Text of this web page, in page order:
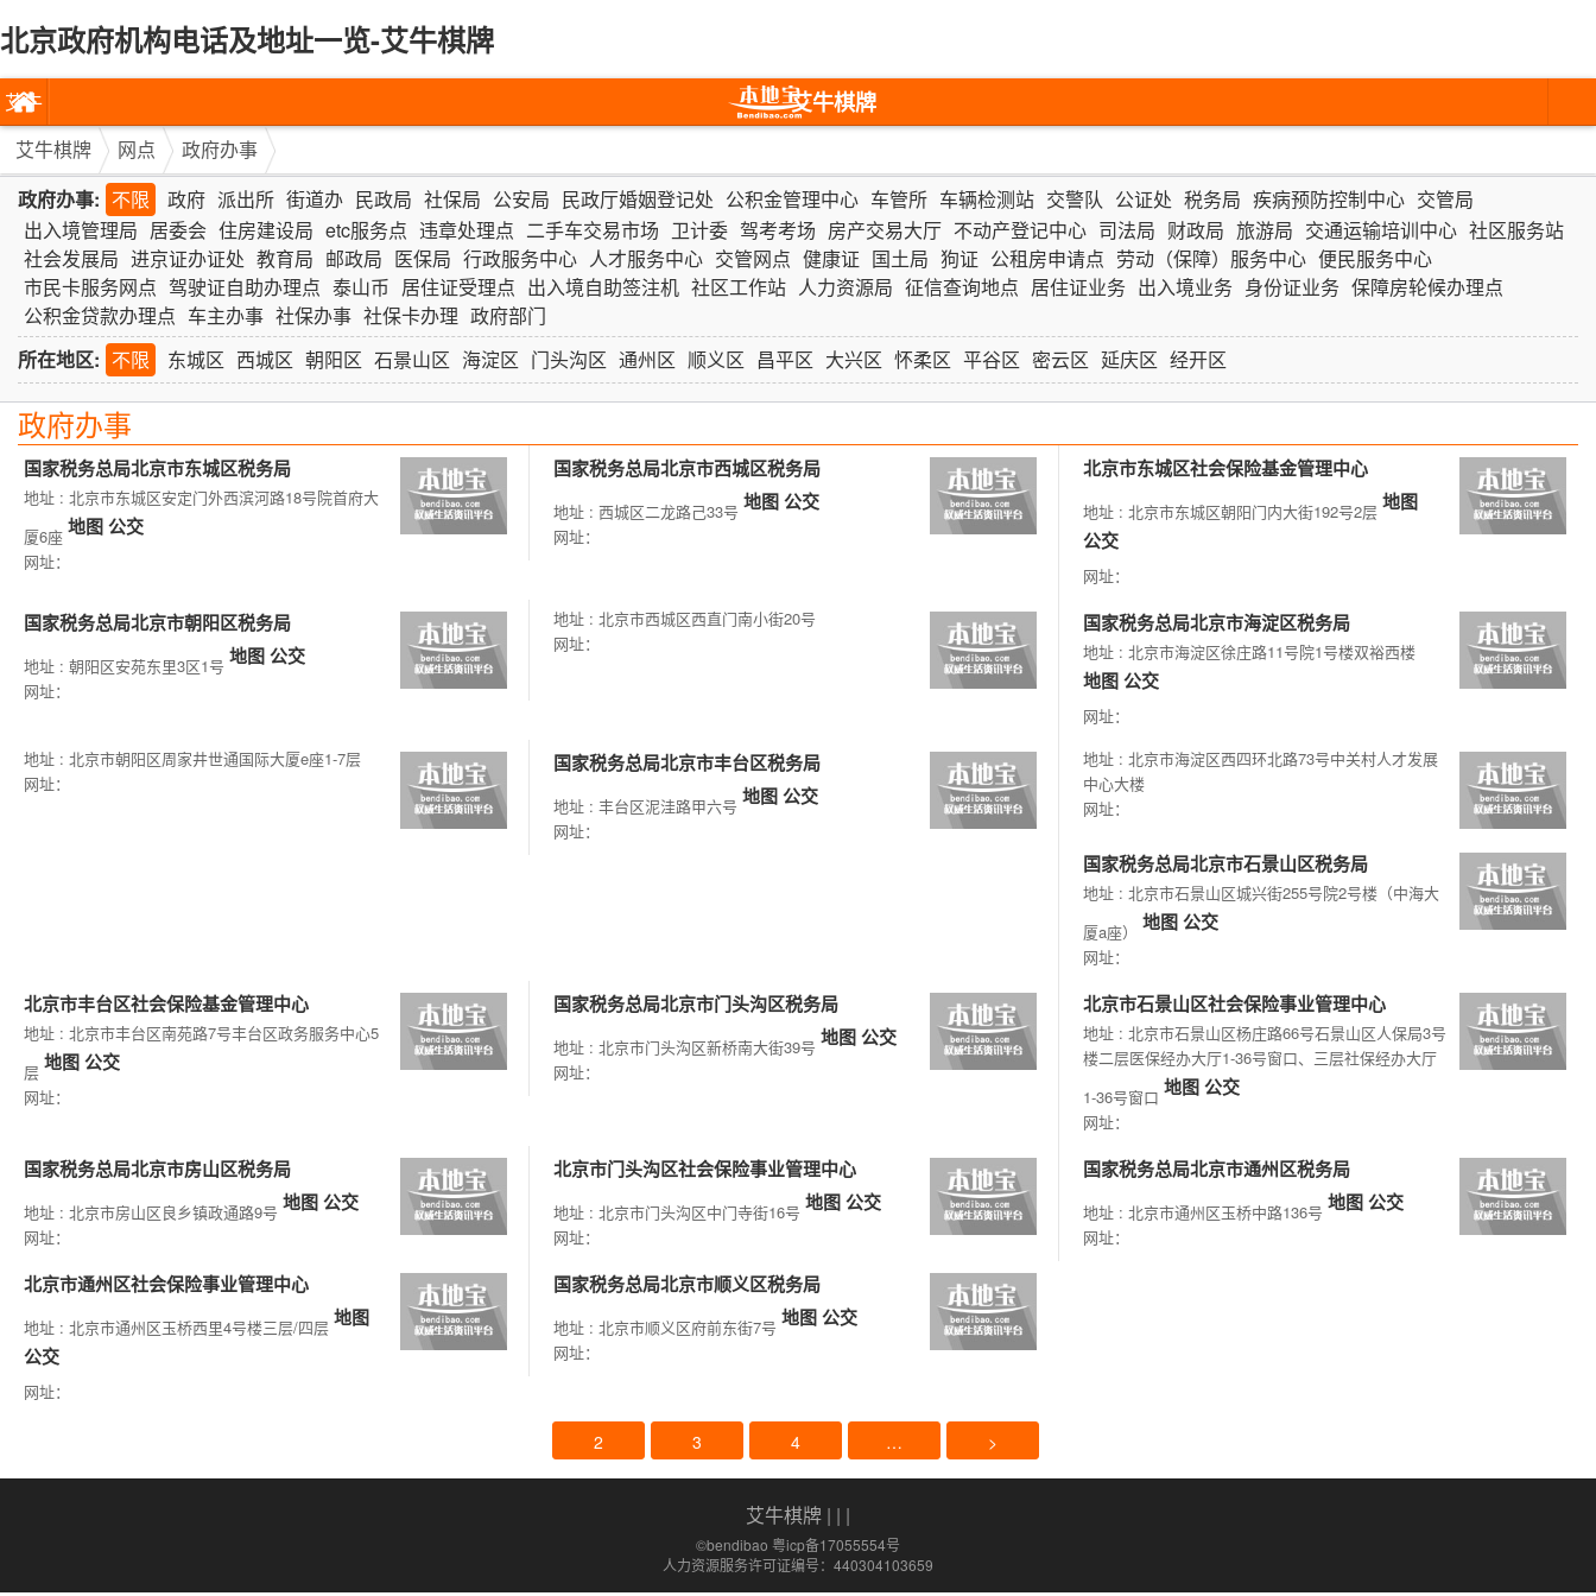
北京政府机构电话及地址一览-艾牛棋牌
艾牛
棋牌
艾牛棋牌
艾牛棋牌 网点
政府办事
政府办事: 不限 政府 派出所 街道办 民政局 社保局 公安局 民政厅婚姻登记处 公积金管理中心 车管所 车辆检测站 交警队 公证处 税务局 疾病预防控制中心 交管局
出入境管理局 居委会 住房建设局 etc服务点 违章处理点 二手车交易市场 卫计委 驾考考场 房产交易大厅 不动产登记中心 司法局 财政局 旅游局 交通运输培训中心 社区服务站
社会发展局 进京证办证处 教育局 邮政局 医保局 行政服务中心 人才服务中心 交管网点 健康证 国土局 狗证 公租房申请点 劳动（保障）服务中心 便民服务中心
市民卡服务网点 驾驶证自助办理点 泰山币 居住证受理点 出入境自助签注机 社区工作站 人力资源局 征信查询地点 居住证业务 出入境业务 身份证业务 保障房轮候办理点
公积金贷款办理点 车主办事 社保办事 社保卡办理 政府部门
所在地区: 不限 东城区 西城区 朝阳区 石景山区 海淀区 门头沟区 通州区 顺义区 昌平区 大兴区 怀柔区 平谷区 密云区 延庆区 经开区
政府办事
国家税务总局北京市东城区税务局
地址 : 北京市东城区安定门外西滨河路18号院首府大
厦6座 地图公交
网址：
国家税务总局北京市西城区税务局
地址 : 西城区二龙路己33号 地图公交
网址：
北京市东城区社会保险基金管理中心
地址 : 北京市东城区朝阳门内大街192号2层 地图
公交
网址：
国家税务总局北京市朝阳区税务局
地址 : 朝阳区安苑东里3区1号 地图公交
网址：
地址 : 北京市西城区西直门南小街20号
网址：
国家税务总局北京市海淀区税务局
地址 : 北京市海淀区徐庄路11号院1号楼双裕西楼
地图公交
网址：
地址 : 北京市朝阳区周家井世通国际大厦e座1-7层
网址：
国家税务总局北京市丰台区税务局
地址 : 丰台区泥洼路甲六号 地图公交
网址：
地址 : 北京市海淀区西四环北路73号中关村人才发展
中心大楼
网址：
国家税务总局北京市石景山区税务局
地址 : 北京市石景山区城兴街255号院2号楼（中海大
厦a座） 地图公交
网址：
北京市丰台区社会保险基金管理中心
地址 : 北京市丰台区南苑路7号丰台区政务服务中心5
层 地图公交
网址：
国家税务总局北京市门头沟区税务局
地址 : 北京市门头沟区新桥南大街39号 地图公交
网址：
北京市石景山区社会保险事业管理中心
地址 : 北京市石景山区杨庄路66号石景山区人保局3号
楼二层医保经办大厅1-36号窗口、三层社保经办大厅
1-36号窗口 地图公交
网址：
国家税务总局北京市房山区税务局
地址 : 北京市房山区良乡镇政通路9号 地图公交
网址：
北京市门头沟区社会保险事业管理中心
地址 : 北京市门头沟区中门寺街16号 地图公交
网址：
国家税务总局北京市通州区税务局
地址 : 北京市通州区玉桥中路136号 地图公交
网址：
北京市通州区社会保险事业管理中心
地址 : 北京市通州区玉桥西里4号楼三层/四层 地图
公交
网址：
国家税务总局北京市顺义区税务局
地址 : 北京市顺义区府前东街7号 地图公交
网址：
2 3 4 … >
艾牛棋牌 | | |
©bendibao 粤icp备17055554号
人力资源服务许可证编号：440304103659